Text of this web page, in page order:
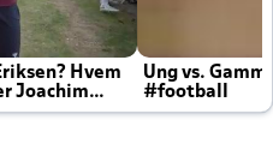
Hvem
Joachim
Ung vs.
#football